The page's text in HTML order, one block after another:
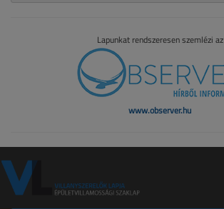
Lapunkat rendszeresen szemlézi az
www.observer.hu